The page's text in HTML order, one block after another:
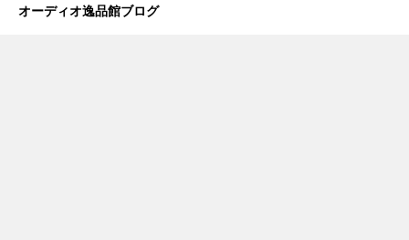
オーディオ逸品館ブログ